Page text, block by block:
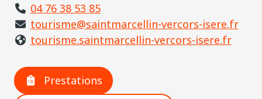
04 76 38 53 85
tourisme@saintmarcellin-vercors-isere.fr
tourisme.saintmarcellin-vercors-isere.fr
Prestations